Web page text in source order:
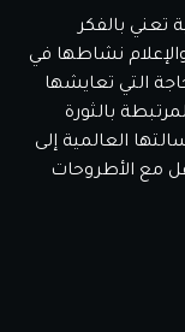
تعني بالفكر
والإعلام نشاطها في
الحاجة التي تعايشها
بالثورة
العالمية إلى
مع الأطروحات